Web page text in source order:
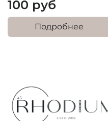
100 руб
Подробнее